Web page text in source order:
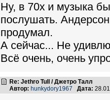
Ну, в 70х и музыка
послушать.
продумал.
А сейчас... Не
Всё очень, очень
Re: Jethro Tull / Джетро Талл
Автор: hunkydory1967 Дата: